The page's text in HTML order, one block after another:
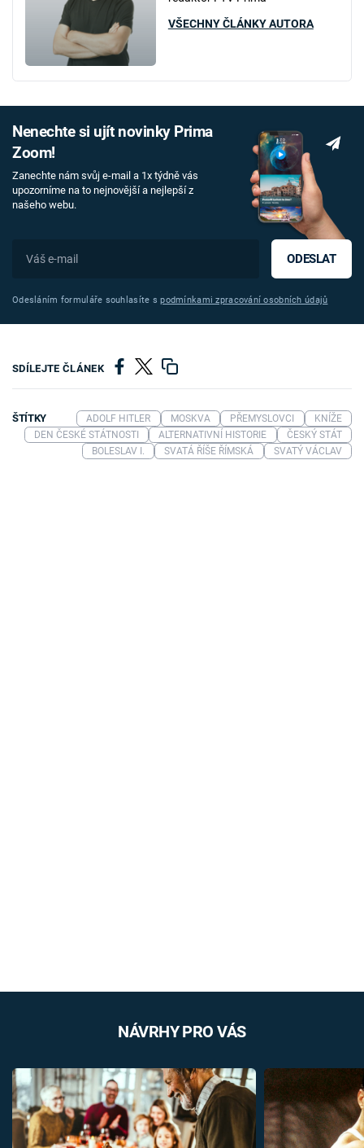
VŠECHNY ČLÁNKY AUTORA
Nenechte si ujít novinky Prima
Zoom!
Zanechte nám svůj e-mail a 1x týdně vás
upozorníme na to nejnovější a nejlepší z
našeho webu.
ODESLAT
Odesláním formuláře souhlasíte spodmínkami zpracování osobních údajů
SDÍLEJTE ČLÁNEK
ŠTÍTKY ADOLF HITLER MOSKVA PŘEMYSLOVCI
KNÍŽE
DEN ČESKÉ STÁTNOSTI
ALTERNATIVNÍ HISTORIE
ČESKÝ STÁT
BOLESLAV I.
SVATÁ ŘÍŠE ŘÍMSKÁ SVATÝ VÁCLAV
NÁVRHY PRO VÁS